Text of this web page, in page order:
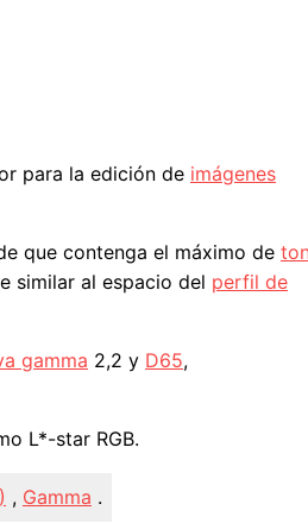
para la edición de imágenes
que contenga el máximo de
similar al espacio del perfil de
gamma 2,2 y D65,
L*-star RGB.
, Gamma .